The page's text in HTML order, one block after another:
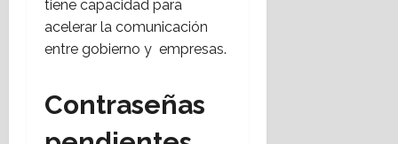
tiene capacidad para
acelerar la comunicación
entre gobierno y empresas.
Contraseñas